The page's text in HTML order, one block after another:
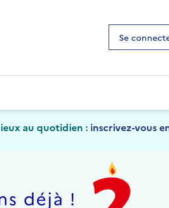
Se
au quotidien : inscrivez-vous